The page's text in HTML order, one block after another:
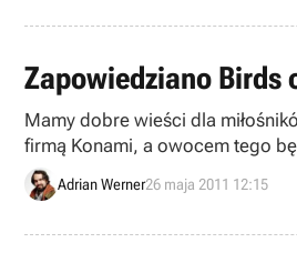
Zapowiedziano Birds
Mamy dobre wieści dla
firmą Konami, a owocem tego
Adrian Werner26 maja 2011 12:15